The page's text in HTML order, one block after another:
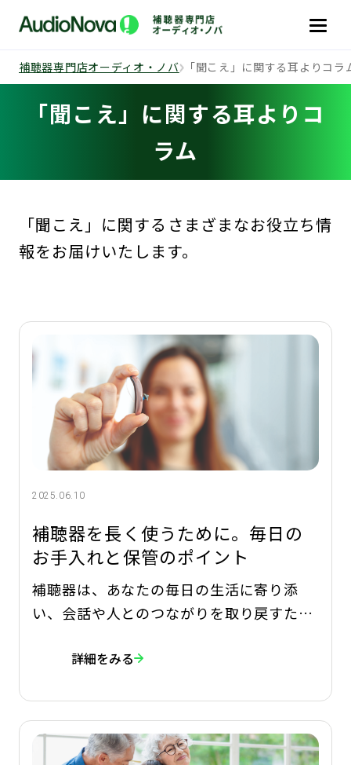
補聴器専門店オーディオ・ノバ 「聞こえ」に関する耳よりコラ
「聞こえ」に関する耳よりコ
ラム
「聞こえ」に関するさまざまなお役立ち情
報をお届けいたします。
2025.06.10
補聴器を長く使うために。毎日の
お手入れと保管のポイント
補聴器は、あなたの毎日の生活に寄り添
い、会話や人とのつながりを取り戻すため
に発揮し、長く使い続けるためには、こま
ん。 この記事では、補聴器を清潔に保ち、
故障を防ぐための基本的なメンテナンス方
法をご紹介します
詳細をみる